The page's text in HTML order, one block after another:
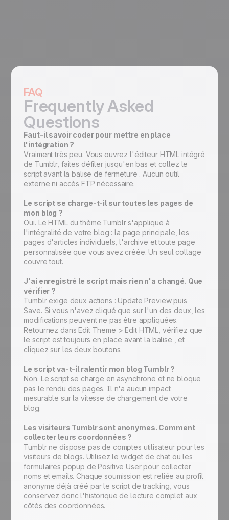
FAQ
Frequently Asked
Questions
Faut-il savoir coder pour mettre en place
l'intégration ?
Vraiment très peu. Vous ouvrez l'éditeur HTML intégré
de Tumblr, faites défiler jusqu'en bas et collez le
script avant la balise de fermeture . Aucun outil
externe ni accès FTP nécessaire.
Le script se charge-t-il sur toutes les pages de
mon blog ?
Oui. Le HTML du thème Tumblr s'applique à
l'intégralité de votre blog : la page principale, les
pages d'articles individuels, l'archive et toute page
personnalisée que vous avez créée. Un seul collage
couvre tout.
J'ai enregistré le script mais rien n'a changé. Que
vérifier ?
Tumblr exige deux actions : Update Preview puis
Save. Si vous n'avez cliqué que sur l'un des deux, les
modifications peuvent ne pas être appliquées.
Retournez dans Edit Theme > Edit HTML, vérifiez que
le script est toujours en place avant la balise , et
cliquez sur les deux boutons.
Le script va-t-il ralentir mon blog Tumblr ?
Non. Le script se charge en asynchrone et ne bloque
pas le rendu des pages. Il n'a aucun impact
mesurable sur la vitesse de chargement de votre
blog.
Les visiteurs Tumblr sont anonymes. Comment
collecter leurs coordonnées ?
Tumblr ne dispose pas de comptes utilisateur pour les
visiteurs de blogs. Utilisez le widget de chat ou les
formulaires popup de Positive User pour collecter
noms et emails. Chaque soumission est reliée au profil
anonyme déjà créé par le script de tracking, vous
conservez donc l'historique de lecture complet aux
côtés des coordonnées.